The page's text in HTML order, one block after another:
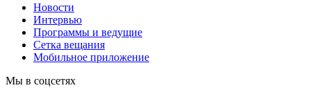
Новости
Интервью
Программы и ведущие
Сетка вещания
Мобильное приложение
Мы в соцсетях